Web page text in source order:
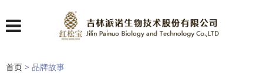
首页 > 品牌故事